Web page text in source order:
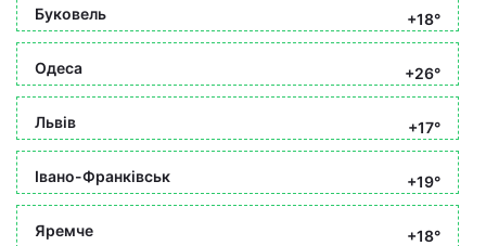
Буковель +18°
Одеса +26°
Львів +17°
Івано-Франківськ +19°
Яремче +18°